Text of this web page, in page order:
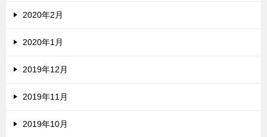
2020年2月
2020年1月
2019年12月
2019年11月
2019年10月